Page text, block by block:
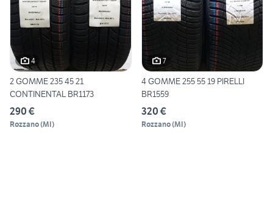
4
2 GOMME 235 45 21
CONTINENTAL BR1173
290 €
Rozzano(MI)
7
4 GOMME 255 55 19 PIRELLI
BR1559
320 €
Rozzano(MI)